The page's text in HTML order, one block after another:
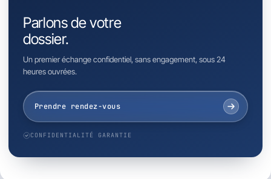
Parlons de votre
dossier.
Un premier échange confidentiel, sans engagement, sous 24
heures ouvrées.
Prendre rendez-vous
CONFIDENTIALITÉ GARANTIE